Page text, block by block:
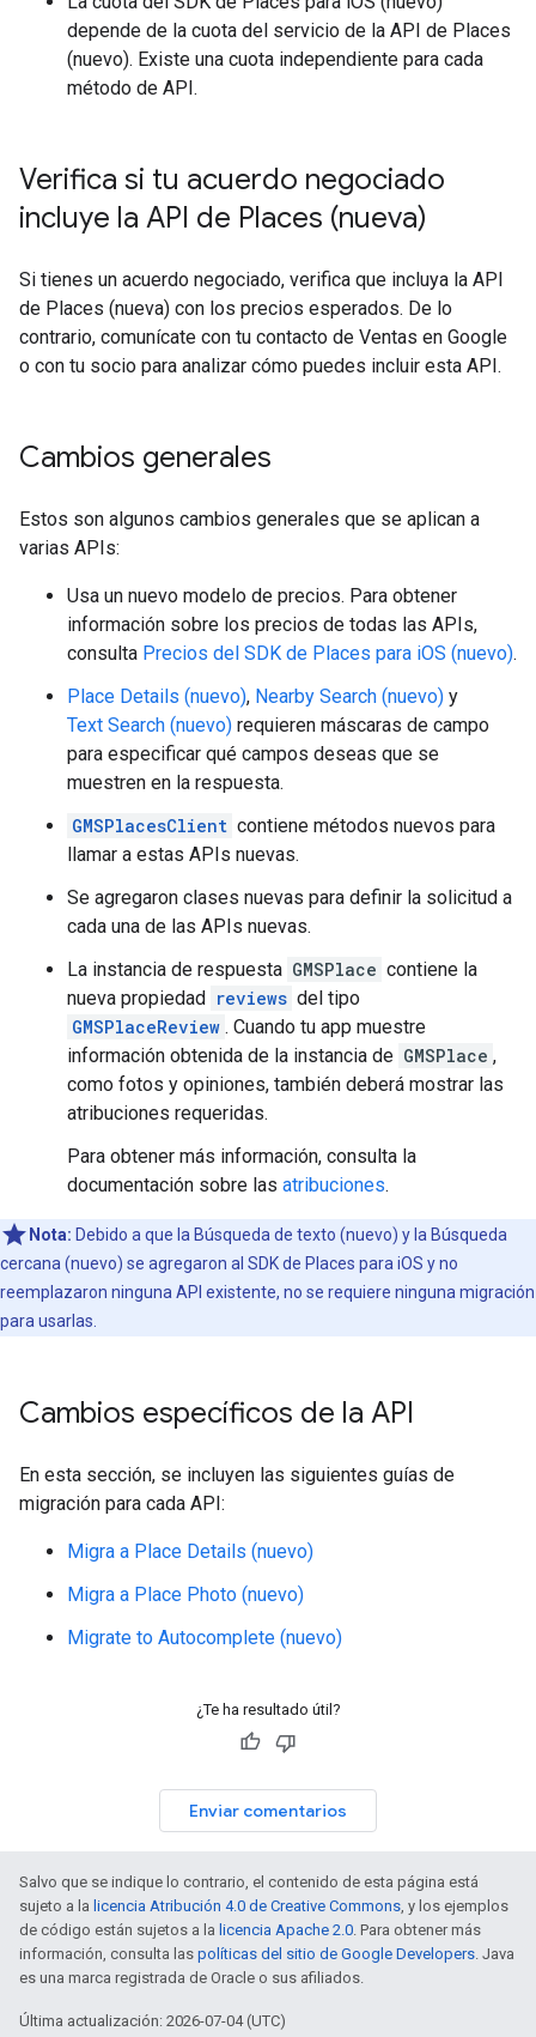
depende de la cuota del servicio de la API de Places
(nuevo). Existe una cuota independiente para cada
método de API.
Verifica si tu acuerdo negociado
incluye la API de Places (nueva)
Si tienes un acuerdo negociado, verifica que incluya la API
de Places (nueva) con los precios esperados. De lo
contrario, comunícate con tu contacto de Ventas en Google
o con tu socio para analizar cómo puedes incluir esta API.
Cambios generales
Estos son algunos cambios generales que se aplican a
varias APIs:
Usa un nuevo modelo de precios. Para obtener
información sobre los precios de todas las APIs,
consulta Precios del SDK de Places para iOS (nuevo).
Place Details (nuevo), Nearby Search (nuevo) y
Text Search (nuevo) requieren máscaras de campo
para especificar qué campos deseas que se
muestren en la respuesta.
GMSPlacesClient contiene métodos nuevos para
llamar a estas APIs nuevas.
Se agregaron clases nuevas para definir la solicitud a
cada una de las APIs nuevas.
La instancia de respuesta GMSPlace contiene la
nueva propiedad reviews del tipo
GMSPlaceReview . Cuando tu app muestre
información obtenida de la instancia de GMSPlace ,
como fotos y opiniones, también deberá mostrar las
atribuciones requeridas.
Para obtener más información, consulta la
documentación sobre las atribuciones.
Nota: Debido a que la Búsqueda de texto (nuevo) y la Búsqueda
cercana (nuevo) se agregaron al SDK de Places para iOS y no
reemplazaron ninguna API existente, no se requiere ninguna migración
para usarlas.
Cambios específicos de la API
En esta sección, se incluyen las siguientes guías de
migración para cada API:
Migra a Place Details (nuevo)
Migra a Place Photo (nuevo)
Migrate to Autocomplete (nuevo)
¿Te ha resultado útil?
Enviar comentarios
Salvo que se indique lo contrario, el contenido de esta página está
sujeto a la licencia Atribución 4.0 de Creative Commons, y los ejemplos
de código están sujetos a la licencia Apache 2.0. Para obtener más
información, consulta las políticas del sitio de Google Developers. Java
es una marca registrada de Oracle o sus afiliados.
Última actualización: 2026-07-04 (UTC)